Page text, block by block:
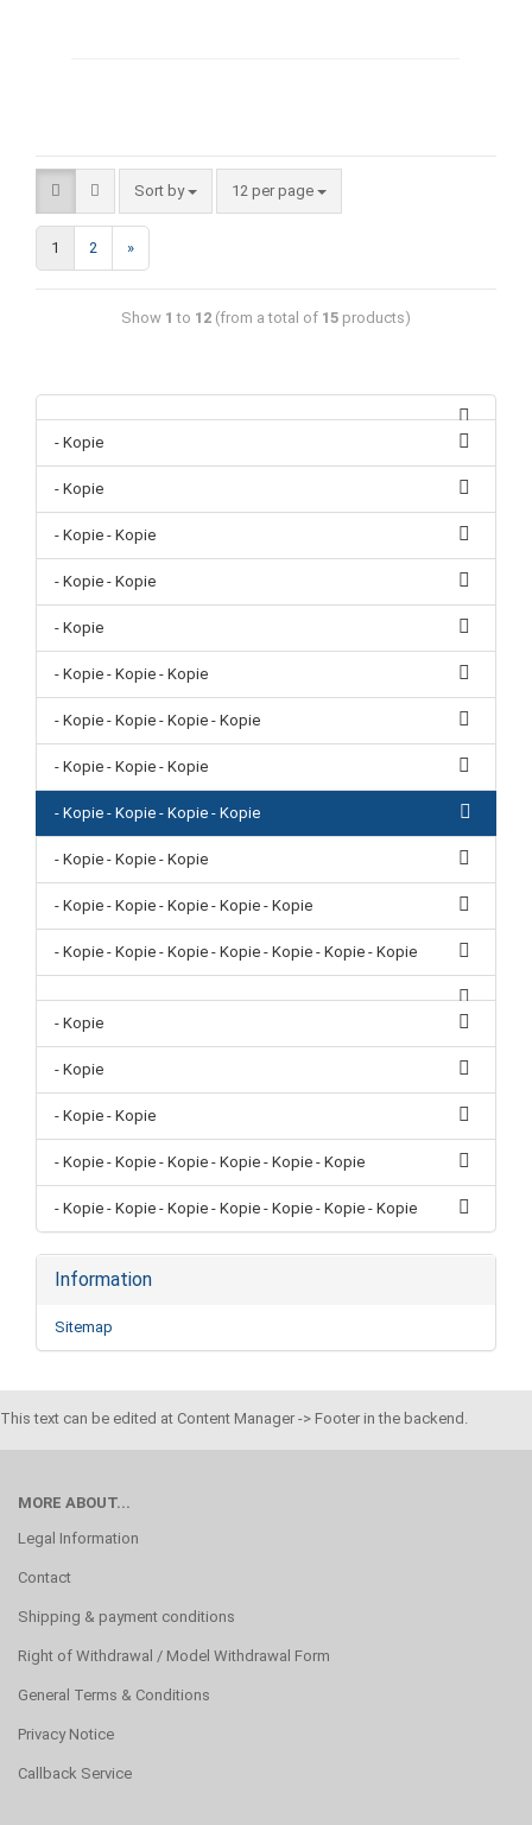
Sort by 12 per page
1 2 »
Show 1 to 12 (from a total of 15 products)
- Kopie
- Kopie
- Kopie - Kopie
- Kopie - Kopie
- Kopie
- Kopie - Kopie - Kopie
- Kopie - Kopie - Kopie - Kopie
- Kopie - Kopie - Kopie
- Kopie - Kopie - Kopie - Kopie
- Kopie - Kopie - Kopie
- Kopie - Kopie - Kopie - Kopie - Kopie
- Kopie - Kopie - Kopie - Kopie - Kopie - Kopie - Kopie
- Kopie
- Kopie
- Kopie - Kopie
- Kopie - Kopie - Kopie - Kopie - Kopie - Kopie
- Kopie - Kopie - Kopie - Kopie - Kopie - Kopie - Kopie
Information
Sitemap
This text can be edited at Content Manager -> Footer in the backend.
MORE ABOUT...
Legal Information
Contact
Shipping & payment conditions
Right of Withdrawal / Model Withdrawal Form
General Terms & Conditions
Privacy Notice
Callback Service